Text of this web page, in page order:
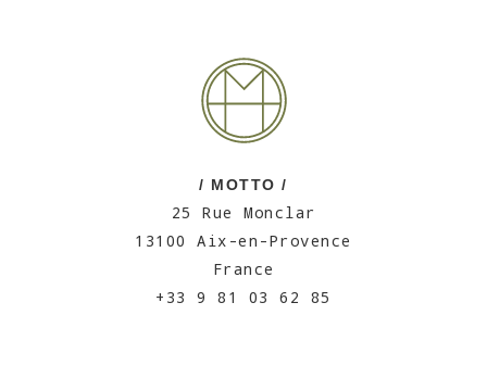
/ MOTTO /
25 Rue Monclar
13100 Aix-en-Provence
France
+33 9 81 03 62 85